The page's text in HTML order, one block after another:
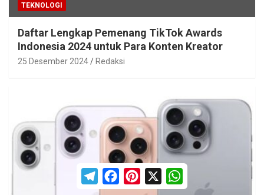
TEKNOLOGI
Daftar Lengkap Pemenang TikTok Awards
Indonesia 2024 untuk Para Konten Kreator
25 Desember 2024 Redaksi
T
l
c
P
n
X
a